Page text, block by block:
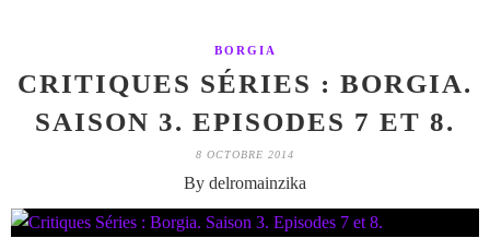
BORGIA
CRITIQUES SÉRIES : BORGIA.
SAISON 3. EPISODES 7 ET 8.
8 OCTOBRE 2014
By delromainzika